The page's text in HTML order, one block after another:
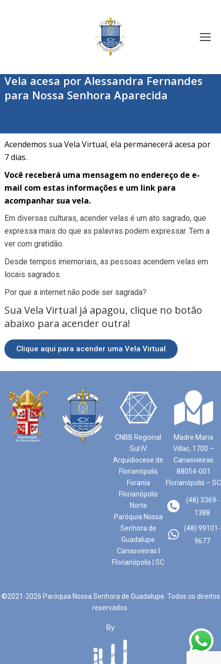
Vela acesa por Alessandra Fernandes
para Nossa Senhora Aparecida
Acendemos sua Vela Virtual, ela permanecerá acesa por
7 dias.
Você receberá uma mensagem no endereço de e-
mail com estas informações e um link para
acompanhar sua vela.
Em diversas culturas, acender velas é um ato sagrado, que
expressa mais do que as palavras podem expressar. Tem a
ver com gratidão.
Desde tempos imemoriais, as pessoas acendem velas em
locais sagrados.
Por que a internet não pode ser sagrada?
Sua Vela Virtual já apagou, clique no botão
abaixo para acender outra!
Clique aqui para acender uma Vela Virtual
CNBB Regional
Sul IV
Arquidiocese de
Florianópolis
Forania
Florianópolis
Norte
Paróquia Nossa
Senhora de
Guadalupe
Canasvieiras |
Florianópolis | SC
Madre Maria
Villac, 1700 –
Canasvieiras
88054-001
Florianópolis – SC
(48) 3369-
1388
(48) 99101-
9677
©2021-2026 Paróquia Nossa Senhora de Guadalupe. Todos os direitos
reservados.
By